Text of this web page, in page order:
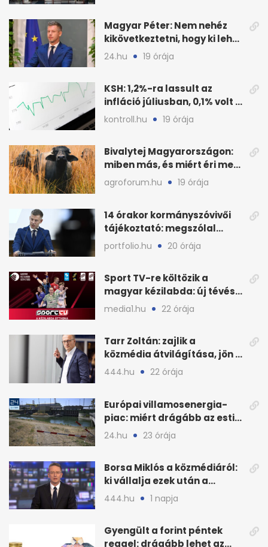
Magyar Péter: Nem nehéz
kikövetkeztetni, hogy ki lehet
a három jelölt
24.hu 19 órája
KSH: 1,2%-ra lassult az
infláció júliusban, 0,1% volt a
havi áresés
kontroll.hu 19 órája
Bivalytej Magyarországon:
miben más, és miért éri meg
feldolgozni?
agroforum.hu 19 órája
14 órakor kormányszóvivői
tájékoztató: megszólal
Magyar Péter is
portfolio.hu 20 órája
Sport TV-re költözik a
magyar kézilabda: új tévés
megállapodás
media1.hu 22 órája
Tarr Zoltán: zajlik a
közmédia átvilágítása, jön a
nyilvános véleményezés
444.hu 22 órája
Európai villamosenergia-
piac: miért drágább az esti
áram Magyarországon
24.hu 23 órája
Borsa Miklós a közmédiáról:
ki vállalja ezek után a
munkát?
444.hu 1 napja
Gyengült a forint péntek
reggel: drágább lehet az